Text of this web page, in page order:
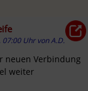
07:00 Uhr vonA.D.
neuen Verbindung
weiter